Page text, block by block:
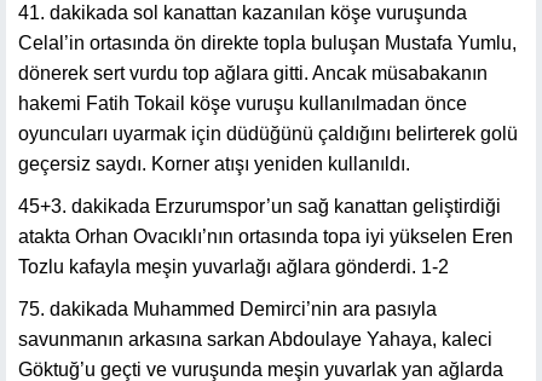
41. dakikada sol kanattan kazanılan köşe vuruşunda
Celal’in ortasında ön direkte topla buluşan Mustafa Yumlu,
dönerek sert vurdu top ağlara gitti. Ancak müsabakanın
hakemi Fatih Tokail köşe vuruşu kullanılmadan önce
oyuncuları uyarmak için düdüğünü çaldığını belirterek golü
geçersiz saydı. Korner atışı yeniden kullanıldı.
45+3. dakikada Erzurumspor’un sağ kanattan geliştirdiği
atakta Orhan Ovacıklı’nın ortasında topa iyi yükselen Eren
Tozlu kafayla meşin yuvarlağı ağlara gönderdi. 1-2
75. dakikada Muhammed Demirci’nin ara pasıyla
savunmanın arkasına sarkan Abdoulaye Yahaya, kaleci
Göktuğ’u geçti ve vuruşunda meşin yuvarlak yan ağlarda